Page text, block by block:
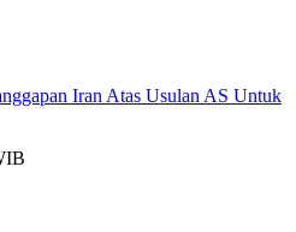
Iran Atas Usulan AS Untuk